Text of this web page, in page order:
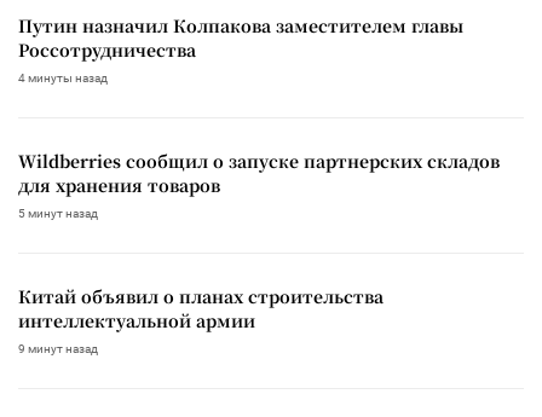
Путин назначил Колпакова заместителем главы
Россотрудничества
4 минуты назад
Wildberries сообщил о запуске партнерских складов
для хранения товаров
5 минут назад
Китай объявил о планах строительства
интеллектуальной армии
9 минут назад